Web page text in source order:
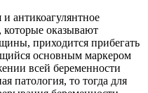
антикоагулянтное
оказывают
приходится прибегать
основным маркером
всей беременности
патология, то тогда для